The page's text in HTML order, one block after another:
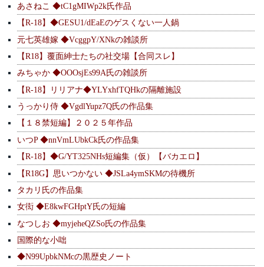
あさねこ ◆tC1gMIWp2k氏作品
【R-18】◆GESU1/dEaEのゲスくない一人鍋
元七英雄嫁 ◆VcggpY/XNkの雑談所
【R18】覆面紳士たちの社交場【合同スレ】
みちゃか ◆OOOsjEs99A氏の雑談所
【R-18】リリアナ◆YLYxhfTQHkの隔離施設
うっかり侍 ◆VgdlYupz7Q氏の作品集
【１８禁短編】２０２５年作品
いつP ◆nnVmLUbkCk氏の作品集
【R-18】◆G/YT325NHs短編集（仮）【バカエロ】
【R18G】思いつかない ◆JSLa4ymSKMの待機所
タカリ氏の作品集
女衒 ◆E8kwFGHptY氏の短編
なつしお ◆myjeheQZSo氏の作品集
国際的な小咄
◆N99UpbkNMcの黒歴史ノート